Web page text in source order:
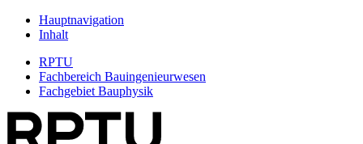
Hauptnavigation
Inhalt
RPTU
Fachbereich Bauingenieurwesen
Fachgebiet Bauphysik